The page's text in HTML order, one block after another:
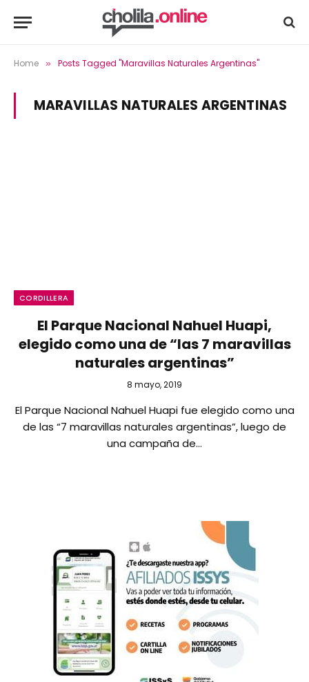
Home » Posts Tagged "Maravillas Naturales Argentinas"
MARAVILLAS NATURALES ARGENTINAS
CORDILLERA
El Parque Nacional Nahuel Huapi,
elegido como una de “las 7 maravillas
naturales argentinas”
8 mayo, 2019
El Parque Nacional Nahuel Huapi fue elegido como una
de las “7 maravillas naturales argentinas”, luego de
una campaña de…